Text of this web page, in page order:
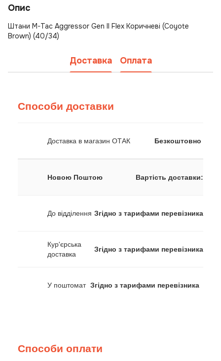
Опис
Штани M-Tac Aggressor Gen II Flex Коричневі (Coyote
Brown) (40/34)
Доставка Оплата
Способи доставки
Доставка в магазин ОТАК Безкоштовно
Новою Поштою Вартість доставки:
До відділення Згідно з тарифами перевізника
Кур'єрська
доставка
Згідно з тарифами перевізника
У поштомат Згідно з тарифами перевізника
Способи оплати